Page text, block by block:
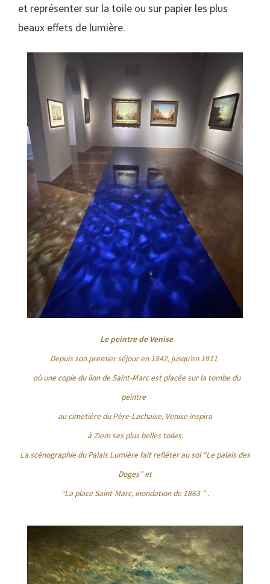
et représenter sur la toile ou sur papier les plus
beaux effets de lumière.
Le peintre de Venise
Depuis son premier séjour en 1842, jusqu’en 1911
où une copie du lion de Saint-Marc est placée sur la tombe du
peintre
au cimetière du Père-Lachaise, Venise inspira
à Ziem ses plus belles toiles.
La scénographie du Palais Lumière fait refléter au sol “Le palais des
Doges” et
“La place Saint-Marc, inondation de 1863 ” .